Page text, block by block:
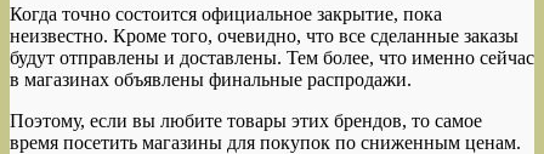
Когда точно состоится официальное закрытие, пока
неизвестно. Кроме того, очевидно, что все сделанные заказы
будут отправлены и доставлены. Тем более, что именно сейчас
в магазинах объявлены финальные распродажи.
Поэтому, если вы любите товары этих брендов, то самое
время посетить магазины для покупок по сниженным ценам.